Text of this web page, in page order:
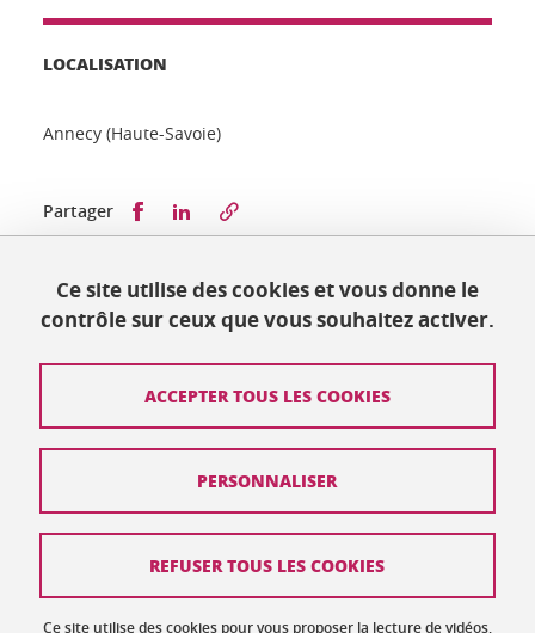
LOCALISATION
Annecy (Haute-Savoie)
Partager Partager sur Facebook
Partager sur LinkedIn
Publié le 2 octobre 2018
Mis à jour le 9 juillet 2019
Contact
Mentions légales
Ce site utilise des cookies et vous donne le
contrôle sur ceux que vous souhaitez activer.
Ce site utilise des cookies pour vous proposer la lecture de vidéos,
ACCEPTER TOUS LES COOKIES
REFUSER TOUS LES COOKIES
PERSONNALISER